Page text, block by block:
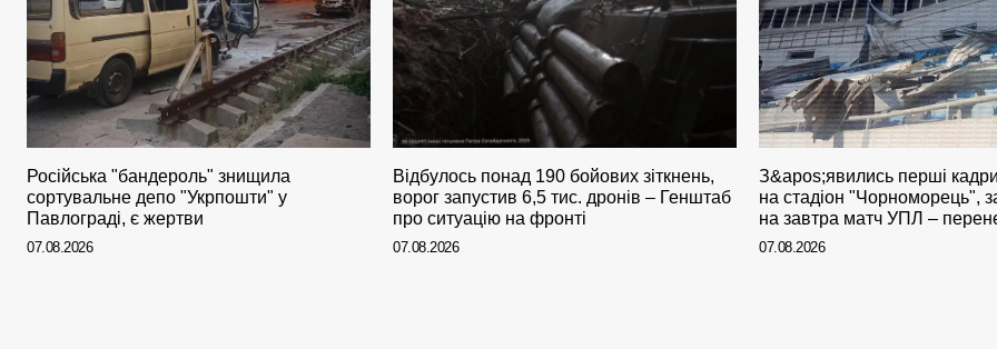
Російська "бандероль" знищила
сортувальне депо "Укрпошти" у
Павлограді, є жертви
07.08.2026
Відбулось понад 190 бойових зіткнень,
ворог запустив 6,5 тис. дронів – Генштаб
про ситуацію на фронті
07.08.2026
З&apos;явились перші
на стадіон "Чорноморець",
на завтра матч УПЛ –
07.08.2026